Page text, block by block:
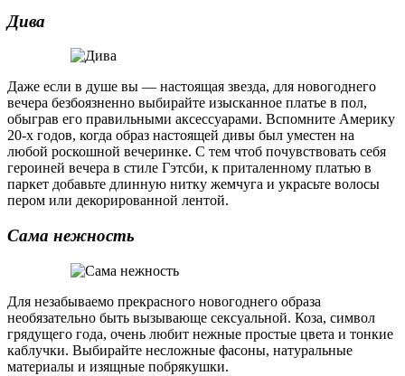
Дива
Даже если в душе вы — настоящая звезда, для новогоднего
вечера безбоязненно выбирайте изысканное платье в пол,
обыграв его правильными аксессуарами. Вспомните Америку
20-х годов, когда образ настоящей дивы был уместен на
любой роскошной вечеринке. С тем чтоб почувствовать себя
героиней вечера в стиле Гэтсби, к приталенному платью в
паркет добавьте длинную нитку жемчуга и украсьте волосы
пером или декорированной лентой.
Сама нежность
Для незабываемо прекрасного новогоднего образа
необязательно быть вызывающе сексуальной. Коза, символ
грядущего года, очень любит нежные простые цвета и тонкие
каблучки. Выбирайте несложные фасоны, натуральные
материалы и изящные побрякушки.